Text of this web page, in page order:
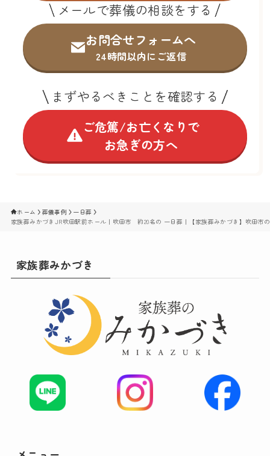
メールで葬儀の相談をする
お問合せフォームへ
24時間以内にご返信
まずやるべきことを確認する
ご危篤/お亡くなりで
お急ぎの方へ
ホーム 葬儀事例
一日葬
家族葬みかづきJR吹田駅前ホール｜吹田市 約20名の 一日葬｜【家族葬みかづき】吹田市
家族葬みかづき